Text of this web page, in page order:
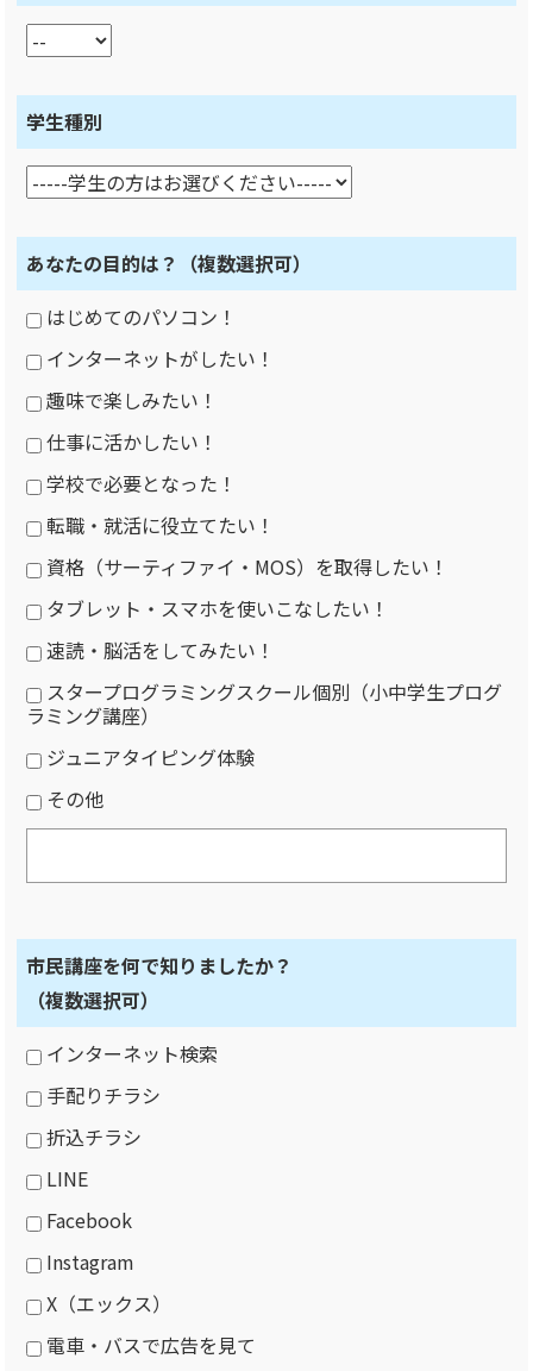
学生種別
あなたの目的は？
（複数選択可）
はじめてのパソコン！
インターネットがしたい！
趣味で楽しみたい！
仕事に活かしたい！
学校で必要となった！
転職・就活に役立てたい！
資格（サーティファイ・MOS）を取得したい！
タブレット・スマホを使いこなしたい！
速読・脳活をしてみたい！
スタープログラミングスクール個別（小中学生プログ
ラミング講座）
ジュニアタイピング体験
その他
市民講座を何で知りましたか？
（複数選択可）
インターネット検索
手配りチラシ
折込チラシ
LINE
Facebook
Instagram
X（エックス）
電車・バスで広告を見て